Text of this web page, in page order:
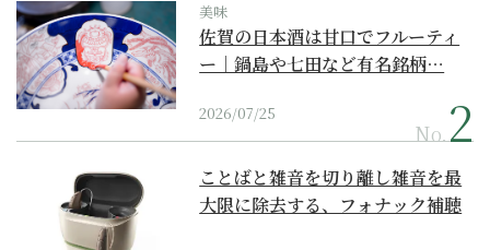
美味
佐賀の日本酒は甘口でフルーティ
ー｜鍋島や七田など有名銘柄…
2026/07/25
No.
ことばと雑音を切り離し雑音を最
大限に除去する、フォナック補聴